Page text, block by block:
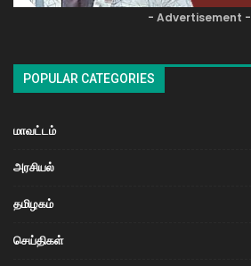
- Advertisement -
POPULAR CATEGORIES
மாவட்டம்
அரசியல்
தமிழகம்
செய்திகள்